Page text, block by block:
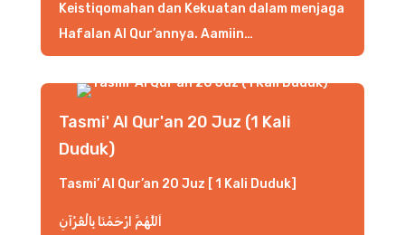
Keistiqomahan dan Kekuatan dalam menjaga
Hafalan Al Qur’annya. Aamiin…
Tasmi' Al Qur'an 20 Juz (1 Kali
Duduk)
Tasmi’ Al Qur’an 20 Juz [ 1 Kali Duduk]
اَللَّهُمَّ ارْحَمْنَا بِالْقُرْآنِ